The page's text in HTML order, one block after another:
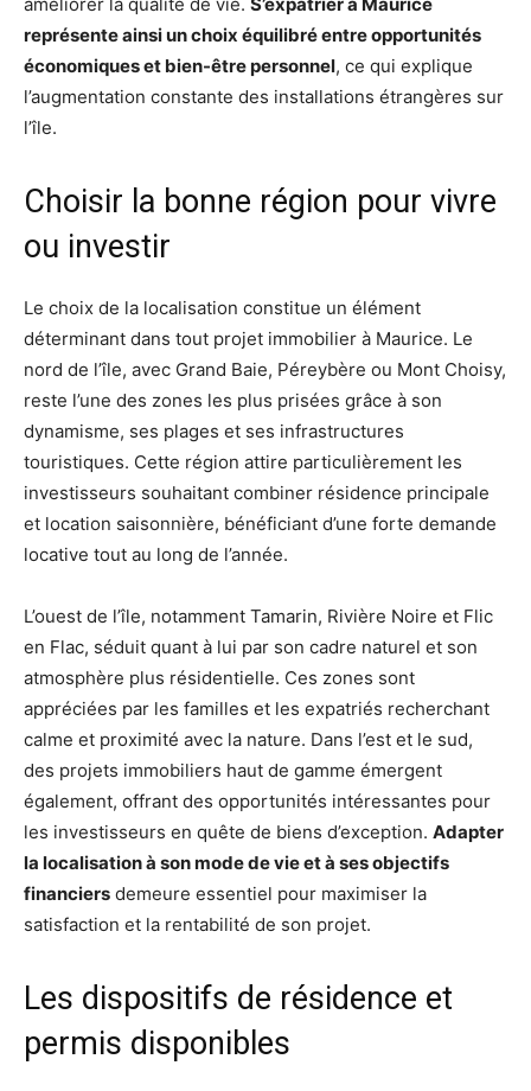
représente ainsi un choix équilibré entre opportunités
économiques et bien-être personnel, ce qui explique
l’augmentation constante des installations étrangères sur
l’île.
Choisir la bonne région pour vivre
ou investir
Le choix de la localisation constitue un élément
déterminant dans tout projet immobilier à Maurice. Le
nord de l’île, avec Grand Baie, Péreybère ou Mont Choisy,
reste l’une des zones les plus prisées grâce à son
dynamisme, ses plages et ses infrastructures
touristiques. Cette région attire particulièrement les
investisseurs souhaitant combiner résidence principale
et location saisonnière, bénéficiant d’une forte demande
locative tout au long de l’année.
L’ouest de l’île, notamment Tamarin, Rivière Noire et Flic
en Flac, séduit quant à lui par son cadre naturel et son
atmosphère plus résidentielle. Ces zones sont
appréciées par les familles et les expatriés recherchant
calme et proximité avec la nature. Dans l’est et le sud,
des projets immobiliers haut de gamme émergent
également, offrant des opportunités intéressantes pour
les investisseurs en quête de biens d’exception. Adapter
la localisation à son mode de vie et à ses objectifs
financiers demeure essentiel pour maximiser la
satisfaction et la rentabilité de son projet.
Les dispositifs de résidence et
permis disponibles